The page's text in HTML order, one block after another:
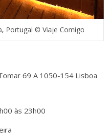
Portugal © Viaje Comigo
69 A 1050-154 Lisboa
às 23h00